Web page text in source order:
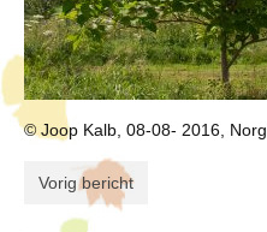
© Joop Kalb, 08-08- 2016, Norg.
Vorig bericht